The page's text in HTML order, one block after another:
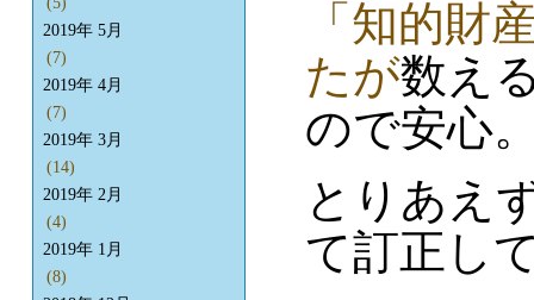
「知的財
たが数え
ので安心
とりあえ
て訂正し
2019年 5月
(7)
2019年 4月
(7)
2019年 3月
(14)
2019年 2月
(4)
2019年 1月
(8)